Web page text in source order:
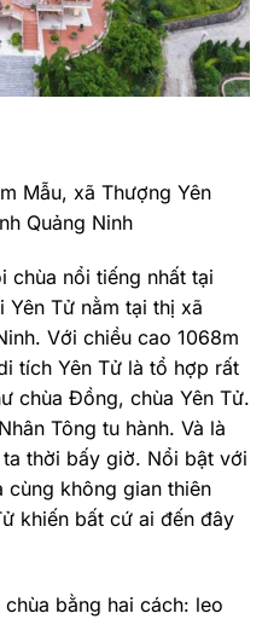
Mẫu, xã Thượng Yên
Quảng Ninh
chùa nổi tiếng nhất tại
Yên Tử nằm tại thị xã
Với chiều cao 1068m
tích Yên Tử là tổ hợp rất
chùa Đồng, chùa Yên Tử.
Tông tu hành. Và là
thời bấy giờ. Nổi bật với
không gian thiên
khiến bất cứ ai đến đây
bằng hai cách: leo